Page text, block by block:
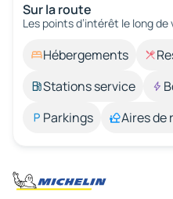
Sur la route
Les points d’intérêt le long
Hébergements
Stations service
Parkings
Aires de